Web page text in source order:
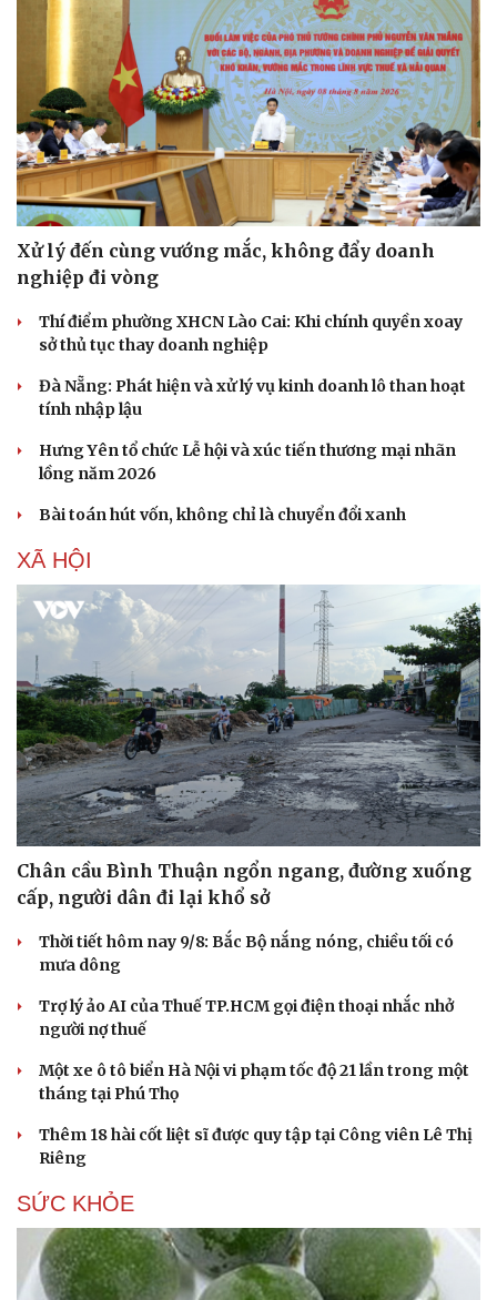
Văn hóa
Sân khấu - Điện ảnh
Văn học
Di sản
Giải trí
Nghệ sĩ
Thời trang
Sao Việt
Xử lý đến cùng vướng mắc, không đẩy doanh
nghiệp đi vòng
Thí điểm phường XHCN Lào Cai: Khi chính quyền xoay
sở thủ tục thay doanh nghiệp
Đà Nẵng: Phát hiện và xử lý vụ kinh doanh lô than hoạt
tính nhập lậu
Hưng Yên tổ chức Lễ hội và xúc tiến thương mại nhãn
lồng năm 2026
Bài toán hút vốn, không chỉ là chuyển đổi xanh
XÃ HỘI
Chân cầu Bình Thuận ngổn ngang, đường xuống
cấp, người dân đi lại khổ sở
Thời tiết hôm nay 9/8: Bắc Bộ nắng nóng, chiều tối có
mưa dông
Trợ lý ảo AI của Thuế TP.HCM gọi điện thoại nhắc nhở
người nợ thuế
Một xe ô tô biển Hà Nội vi phạm tốc độ 21 lần trong một
tháng tại Phú Thọ
Thêm 18 hài cốt liệt sĩ được quy tập tại Công viên Lê Thị
Riêng
SỨC KHỎE